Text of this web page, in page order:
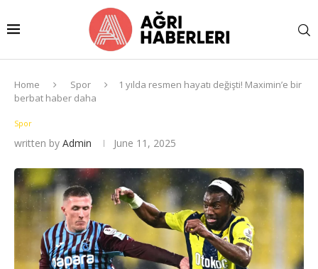
Home Spor
1 yılda resmen hayatı değişti! Maximin’e bir
berbat haber daha
Spor
written by Admin June 11, 2025